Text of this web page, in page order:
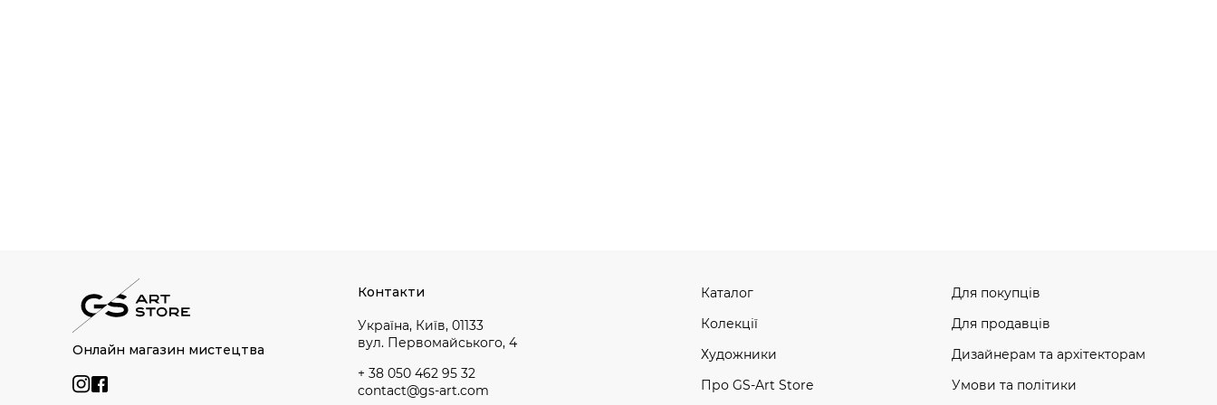
Онлайн магазин мистецтва
Контакти
Україна, Київ, 01133
вул. Первомайського, 4
+ 38 050 462 95 32
contact@gs-art.com
Каталог
Колекції
Художники
Про GS-Art Store
Для покупців
Для продавців
Дизайнерам та архітекторам
Умови та політики